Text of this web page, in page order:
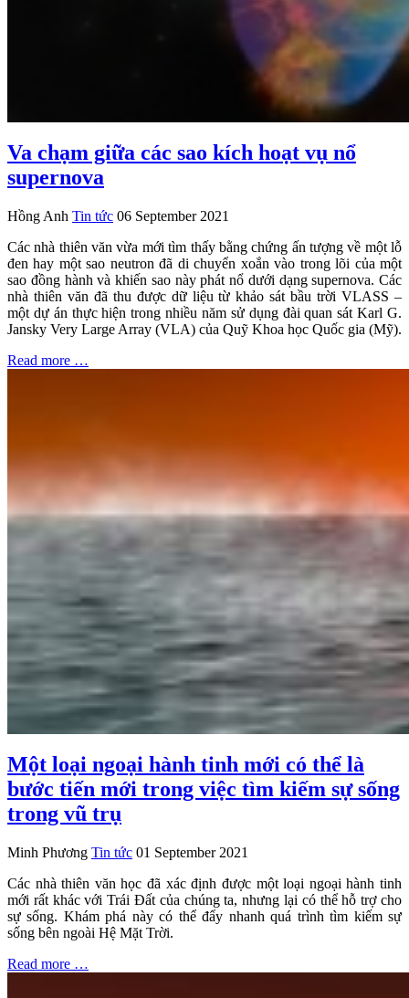
Va chạm giữa các sao kích hoạt vụ nổ
supernova
Hồng Anh Tin tức 06 September 2021
Các nhà thiên văn vừa mới tìm thấy bằng chứng ấn tượng về một lỗ
đen hay một sao neutron đã di chuyển xoắn vào trong lõi của một
sao đồng hành và khiến sao này phát nổ dưới dạng supernova. Các
nhà thiên văn đã thu được dữ liệu từ khảo sát bầu trời VLASS –
một dự án thực hiện trong nhiều năm sử dụng đài quan sát Karl G.
Jansky Very Large Array (VLA) của Quỹ Khoa học Quốc gia (Mỹ).
Read more …
Một loại ngoại hành tinh mới có thể là
bước tiến mới trong việc tìm kiếm sự sống
trong vũ trụ
Minh Phương Tin tức 01 September 2021
Các nhà thiên văn học đã xác định được một loại ngoại hành tinh
mới rất khác với Trái Đất của chúng ta, nhưng lại có thể hỗ trợ cho
sự sống. Khám phá này có thể đẩy nhanh quá trình tìm kiếm sự
sống bên ngoài Hệ Mặt Trời.
Read more …